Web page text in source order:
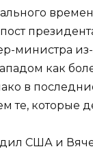
министра
как
в
те,
США и